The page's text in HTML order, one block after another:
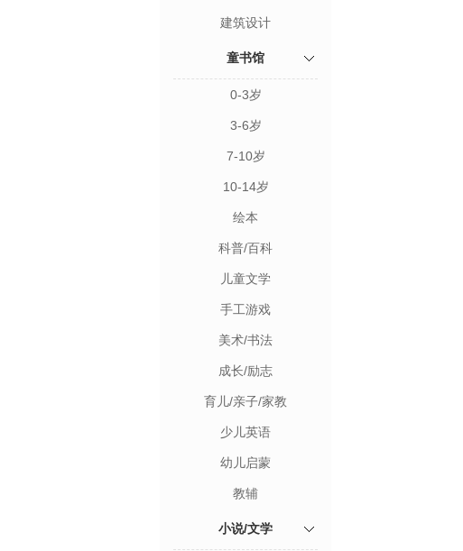
建筑设计
童书馆
0-3岁
3-6岁
7-10岁
10-14岁
绘本
科普/百科
儿童文学
手工游戏
美术/书法
成长/励志
育儿/亲子/家教
少儿英语
幼儿启蒙
教辅
小说/文学